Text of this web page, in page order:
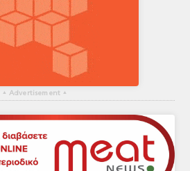
▴ Advertisement ▴